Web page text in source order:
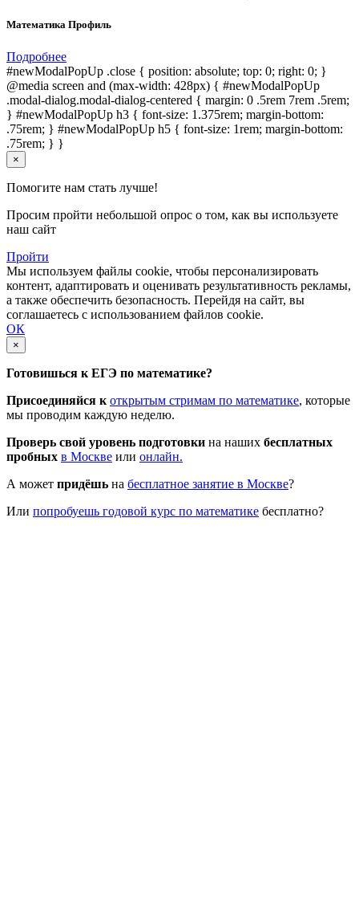
Математика Профиль
Подробнее
#newModalPopUp .close { position: absolute; top: 0; right: 0; }
@media screen and (max-width: 428px) { #newModalPopUp
.modal-dialog.modal-dialog-centered { margin: 0 .5rem 7rem .5rem;
} #newModalPopUp h3 { font-size: 1.375rem; margin-bottom:
.75rem; } #newModalPopUp h5 { font-size: 1rem; margin-bottom:
.75rem; } }
×
Помогите нам стать лучше!
Просим пройти небольшой опрос о том, как вы используете
наш сайт
Пройти
Мы используем файлы cookie, чтобы персонализировать
контент, адаптировать и оценивать результативность рекламы,
а также обеспечить безопасность. Перейдя на сайт, вы
соглашаетесь с использованием файлов cookie.
ОК
×
Готовишься к ЕГЭ по математике?
Присоединяйся к открытым стримам по математике, которые
мы проводим каждую неделю.
Проверь свой уровень подготовки на наших бесплатных
пробных в Москве или онлайн.
А может придёшь на бесплатное занятие в Москве?
Или попробуешь годовой курс по математике бесплатно?